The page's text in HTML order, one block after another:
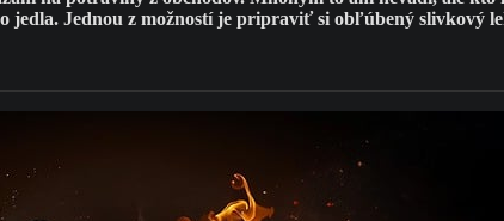
jedla. Jednou z možností je pripraviť si obľúbený slivkový